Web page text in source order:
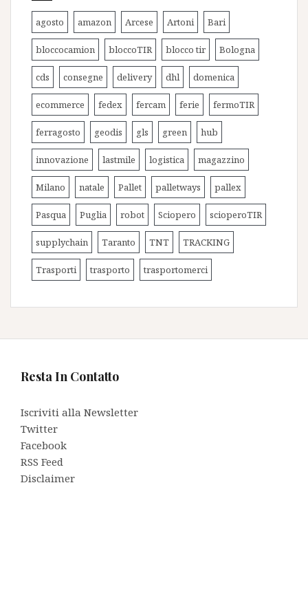
agosto amazon Arcese Artoni Bari
bloccocamion bloccoTIR blocco tir Bologna
cds consegne delivery dhl domenica
ecommerce fedex fercam ferie fermoTIR
ferragosto geodis gls green hub
innovazione lastmile logistica magazzino
Milano natale Pallet palletways pallex
Pasqua Puglia robot Sciopero scioperoTIR
supplychain Taranto TNT TRACKING
Trasporti trasporto trasportomerci
Resta In Contatto
Iscriviti alla Newsletter
Twitter
Facebook
RSS Feed
Disclaimer